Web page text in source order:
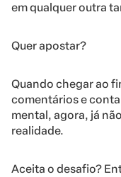
em qualquer outra
Quer apostar?
Quando chegar ao
comentários e
mental, agora, já
realidade.
Aceita o desafio?